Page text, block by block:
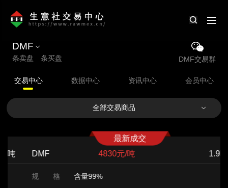
DMF
条卖盘 条买盘 DMF交易群
交易中心 数据中心 资讯中心 会员中心
全部交易商品
最新成交
DMF
4830元/吨 1.9吨
规 格
含量99%